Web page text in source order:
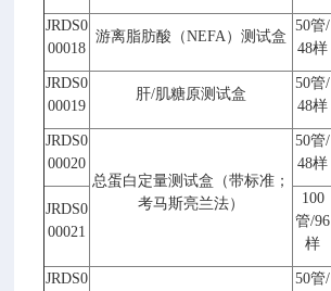
JRDS0
00018
游离脂肪酸（NEFA）测试盒
50管/
48样
JRDS0
00019
肝/肌糖原测试盒
50管/
48样
JRDS0
00020
总蛋白定量测试盒（带标准；
考马斯亮兰法）
50管/
48样
JRDS0
00021
100
管/96
样
JRDS0
50管/